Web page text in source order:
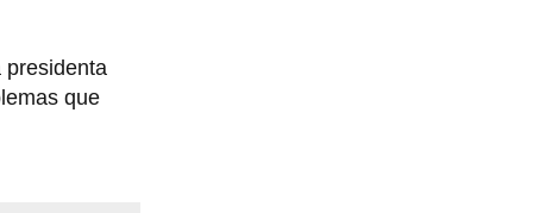
presidenta
que